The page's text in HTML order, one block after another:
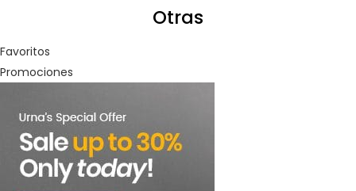
Otras
Favoritos
Promociones